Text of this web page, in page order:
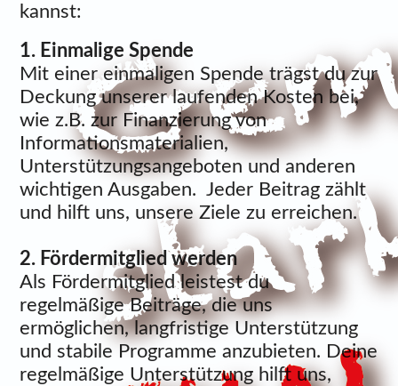
kannst:
1. Einmalige Spende
Mit einer einmaligen Spende trägst du zur
Deckung unserer laufenden Kosten bei,
wie z.B. zur Finanzierung von
Informationsmaterialien,
Unterstützungsangeboten und anderen
wichtigen Ausgaben. Jeder Beitrag zählt
und hilft uns, unsere Ziele zu erreichen.
2. Fördermitglied werden
Als Fördermitglied leistest du
regelmäßige Beiträge, die uns
ermöglichen, langfristige Unterstützung
und stabile Programme anzubieten. Deine
regelmäßige Unterstützung hilft uns,